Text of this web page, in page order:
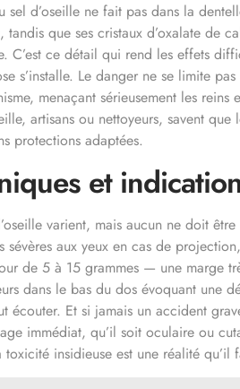
d’oseille ne fait pas dans la
que ses cristaux d’oxalate de
C’est ce détail qui rend les effets
s’installe. Le danger ne se limite
menaçant sérieusement les
artisans ou nettoyeurs, savent
protections adaptées.
et
varient, mais aucun ne doit
sévères aux yeux en cas de
de 5 à 15 grammes — une marge
dans le bas du dos évoquant une
écouter. Et si jamais un accident
immédiat, qu’il soit oculaire ou
insidieuse est une réalité qu’il